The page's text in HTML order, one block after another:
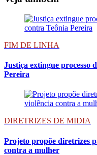
FIM DE LINHA
Justiça extingue processo
Pereira
DIRETRIZES DE MIDIA
Projeto propõe diretrizes
contra a mulher